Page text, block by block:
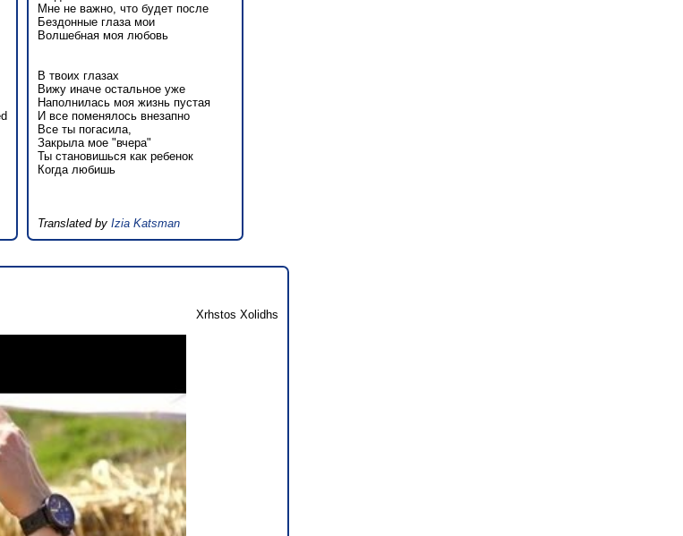
Мне не важно, что будет после
Бездонные глаза мои
Волшебная моя любовь
В твоих глазах
Вижу иначе остальное уже
Наполнилась моя жизнь пустая
И все поменялось внезапно
Все ты погасила,
Закрыла мое "вчера"
Ты становишься как ребенок
Когда любишь
Translated by Izia Katsman
Xrhstos Xolidhs